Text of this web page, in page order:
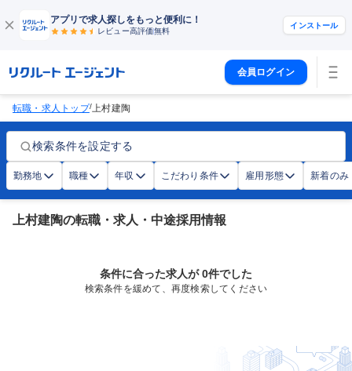
アプリで求人探しをもっと便利に！
レビュー高評価無料
インストール
会員ログイン
転職・求人トップ/上村建陶
検索条件を設定する
勤務地 職種 年収 こだわり条件 雇用形態 新着のみ
上村建陶の転職・求人・中途採用情報
条件に合った求人が 0件でした
検索条件を緩めて、再度検索してください